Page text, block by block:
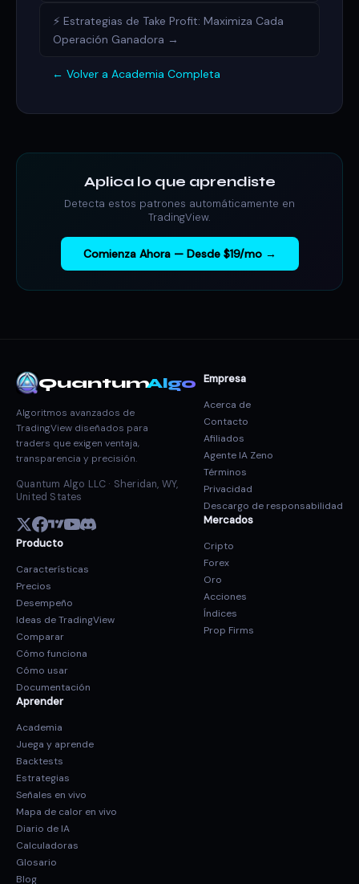
⚡ Estrategias de Take Profit: Maximiza Cada
Operación Ganadora →
← Volver a Academia Completa
Aplica lo que aprendiste
Detecta estos patrones automáticamente en
TradingView.
Comienza Ahora — Desde $19/mo →
QuantumAlgo
Algoritmos avanzados de
TradingView diseñados para
traders que exigen ventaja,
transparencia y precisión.
Quantum Algo LLC · Sheridan, WY,
United States
Producto
Características
Precios
Desempeño
Ideas de TradingView
Comparar
Cómo funciona
Cómo usar
Documentación
Aprender
Academia
Juega y aprende
Backtests
Estrategias
Señales en vivo
Mapa de calor en vivo
Diario de IA
Calculadoras
Glosario
Blog
Empresa
Acerca de
Contacto
Afiliados
Agente IA Zeno
Términos
Privacidad
Descargo de responsabilidad
Mercados
Cripto
Forex
Oro
Acciones
Índices
Prop Firms